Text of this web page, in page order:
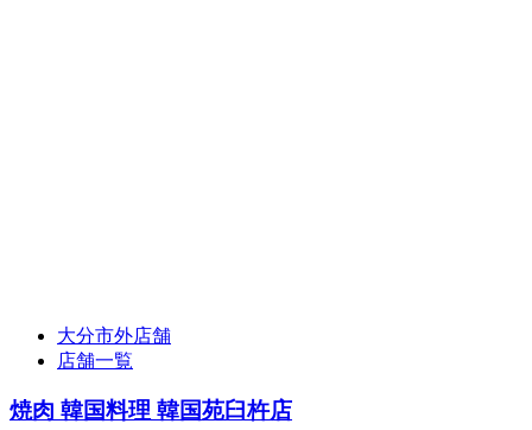
大分市外店舗
店舗一覧
焼肉 韓国料理 韓国苑臼杵店